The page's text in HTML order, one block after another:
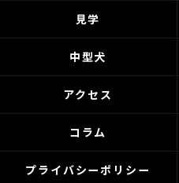
見学
中型犬
アクセス
コラム
プライバシーポリシー